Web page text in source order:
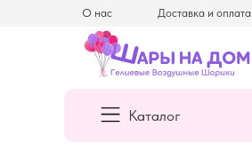
Доставка и оплата
О нас
Каталог